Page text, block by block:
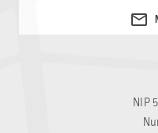
NIP